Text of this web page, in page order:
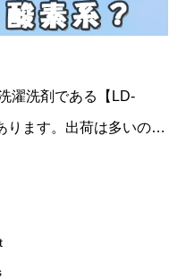
濯洗剤である【LD-
ります。出荷は多いので